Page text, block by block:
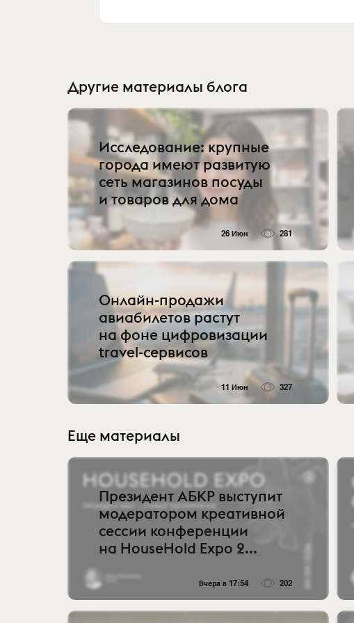
Другие материалы блога
Исследование: крупные
города имеют развитую
сеть магазинов посуды
и товаров для дома
26 Июн 281
Онлайн-продажи
авиабилетов растут
на фоне цифровизации
travel-сервисов
11 Июн 327
Еще материалы
Президент АБКР выступит
модератором креативной
сессии конференции
на HouseHold Expo 2...
Вчера в 17:54 202